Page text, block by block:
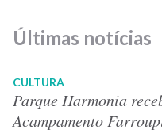
Últimas notícias
CULTURA
Parque Harmonia
Acampamento